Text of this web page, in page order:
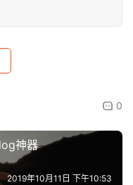
0
神器
2019年10月11日 下午10:53